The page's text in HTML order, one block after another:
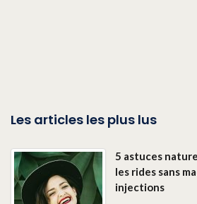
Les articles les plus lus
5 astuces
les rides sans
injections